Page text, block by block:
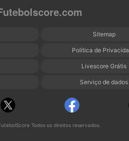
Sitemap
Política de
Livescore Grátis
Serviço de dados
Todos os direitos reservados.